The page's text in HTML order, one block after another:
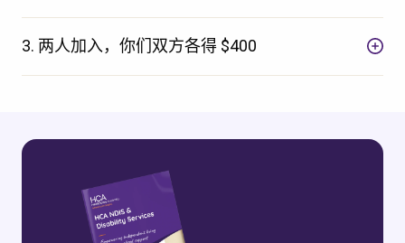
3. 两人加入，你们双方各得 $400
检查您的邮政编码
以查看我们是否服务您的区域。.